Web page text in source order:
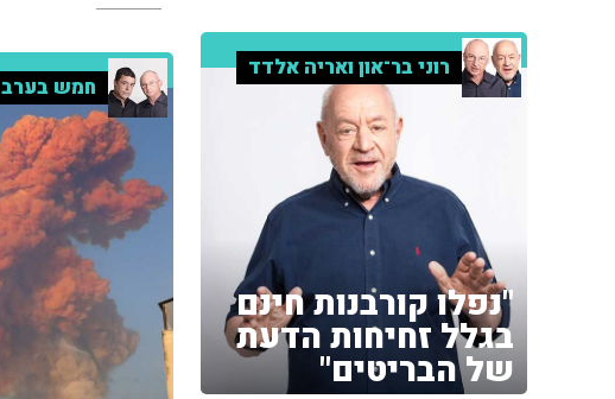
רוני בר־און ואריה אלדד
"נפלו קורבנות חינם
בגלל זחיחות הדעת
של הבריטים"
חמש בערב